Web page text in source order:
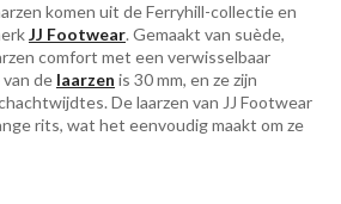
komen uit de Ferryhill-collectie en
JJ Footwear. Gemaakt van suède,
comfort met een verwisselbaar
de laarzen is 30 mm, en ze zijn
De laarzen van JJ Footwear
rits, wat het eenvoudig maakt om ze